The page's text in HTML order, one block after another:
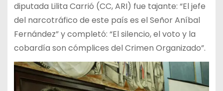
diputada Lilita Carrió (CC, ARI) fue tajante: “El jefe
del narcotráfico de este país es el Señor Aníbal
Fernández” y completó: “El silencio, el voto y la
cobardía son cómplices del Crimen Organizado”.